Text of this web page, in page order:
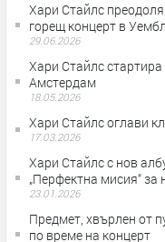
Хари Стайлс
горещ концерт в
29.06.2026
Хари Стайлс стартира
Амстердам
18.05.2026
Хари Стайлс оглави
17.03.2026
Хари Стайлс с нов
„Перфектна мисия“ за
23.01.2026
Предмет, хвърлен от
по време на концерт